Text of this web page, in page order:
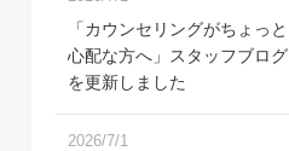
「カウンセリングがちょっと
心配な方へ」スタッフブログ
を更新しました
2026/7/1